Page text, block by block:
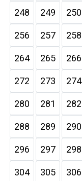
248 249 250
256 257 258
264 265 266
272 273 274
280 281 282
288 289 290
296 297 298
304 305 306